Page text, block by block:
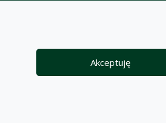
Akceptuję
Wpływ niektórych
międzyplonów w środkowo-